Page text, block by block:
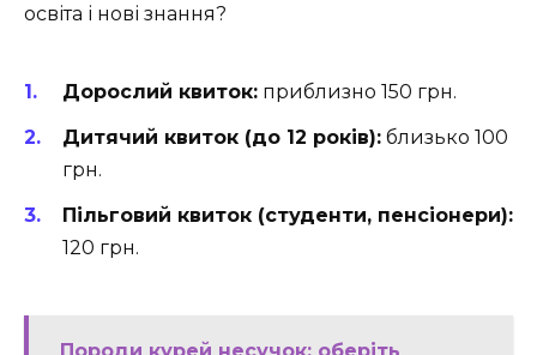
освіта і нові знання?
Дорослий квиток: приблизно 150 грн.
Дитячий квиток (до 12 років): близько 100
грн.
Пільговий квиток (студенти, пенсіонери):
120 грн.